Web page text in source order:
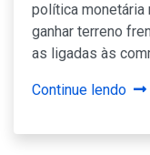
política monetária
ganhar terreno
as ligadas às
Continue lendo